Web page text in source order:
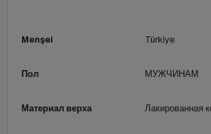
Menşei Türkiye
Пол МУЖЧИНАМ
Материал верха Лакированная